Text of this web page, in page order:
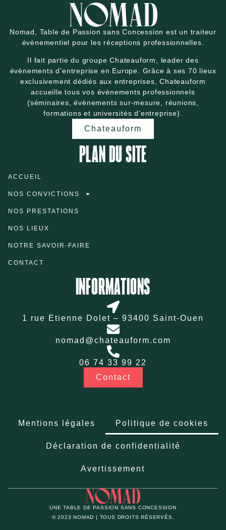
Nomad, Table de Passion sans Concession est un traiteur
évènementiel pour les réceptions professionnelles.
Il fait partie du groupe Chateauform, leader des
évènements d’entreprise en Europe. Grâce à ses 70 lieux
exclusivement dédiés aux entreprises, Chateauform
accueille tous vos évènements professionnels
(séminaires, évènements sur-mesure, réunions,
formations et universités d’entreprise).
Chateauform
PLAN DU SITE
ACCUEIL
NOS CONVICTIONS
NOS PRESTATIONS
NOS LIEUX
NOTRE SAVOIR-FAIRE
CONTACT
INFORMATIONS
1 rue Etienne Dolet – 93400 Saint-Ouen
nomad@chateauform.com
06 74 33 99 22
Contact
Mentions légales Politique de cookies
Déclaration de confidentialité
Avertissement
© 2023 NOMAD | TOUS DROITS RÉSERVÉS.
UNE TABLE DE PASSION SANS CONCESSION